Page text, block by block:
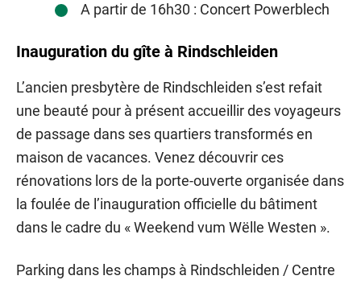
A partir de 16h30 : Concert Powerblech
Inauguration du gîte à Rindschleiden
L’ancien presbytère de Rindschleiden s’est refait
une beauté pour à présent accueillir des voyageurs
de passage dans ses quartiers transformés en
maison de vacances. Venez découvrir ces
rénovations lors de la porte-ouverte organisée dans
la foulée de l’inauguration officielle du bâtiment
dans le cadre du « Weekend vum Wëlle Westen ».
Parking dans les champs à Rindschleiden / Centre